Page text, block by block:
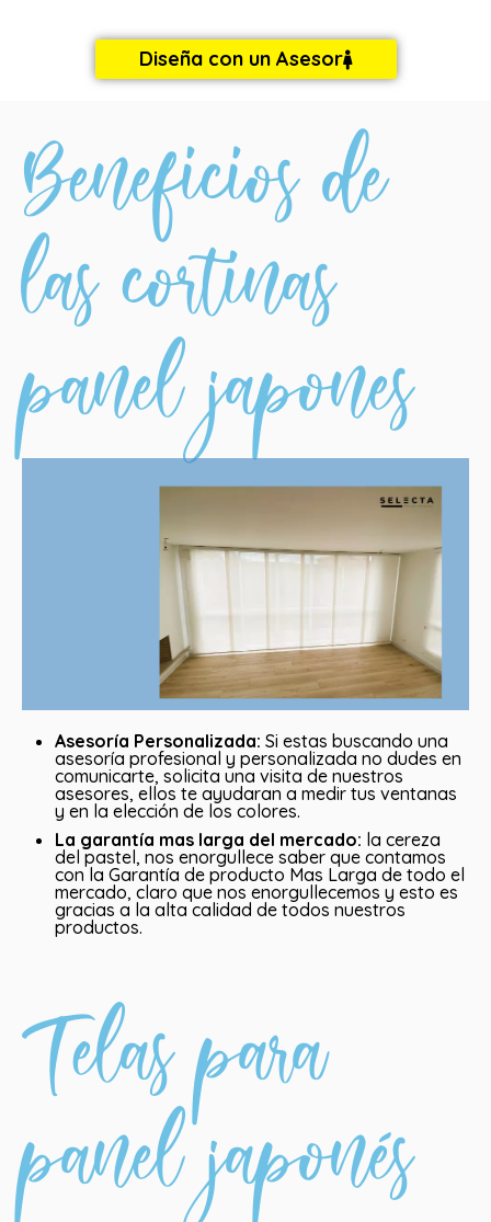
Diseña con un Asesor
Beneficios de
las cortinas
panel japones
Asesoría Personalizada: Si estas buscando una
asesoría profesional y personalizada no dudes en
comunicarte, solicita una visita de nuestros
asesores, ellos te ayudaran a medir tus ventanas
y en la elección de los colores.
La garantía mas larga del mercado: la cereza
del pastel, nos enorgullece saber que contamos
con la Garantía de producto Mas Larga de todo el
mercado, claro que nos enorgullecemos y esto es
gracias a la alta calidad de todos nuestros
productos.
Telas para
panel japonés